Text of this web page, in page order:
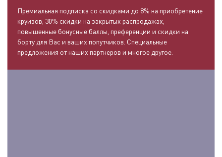
Премиальная подписка со скидками до 8% на приобретение
круизов, 30% скидки на закрытых распродажах,
повышенные бонусные баллы, преференции и скидки на
борту для Вас и ваших попутчиков. Специальные
предложения от наших партнеров и многое другое.